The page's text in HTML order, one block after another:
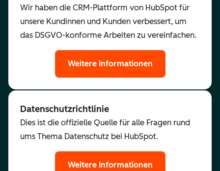
Wir haben die CRM-Plattform von HubSpot für
unsere Kundinnen und Kunden verbessert, um
das DSGVO-konforme Arbeiten zu vereinfachen.
Weitere Informationen
Datenschutzrichtlinie
Dies ist die offizielle Quelle für alle Fragen rund
ums Thema Datenschutz bei HubSpot.
Weitere Informationen